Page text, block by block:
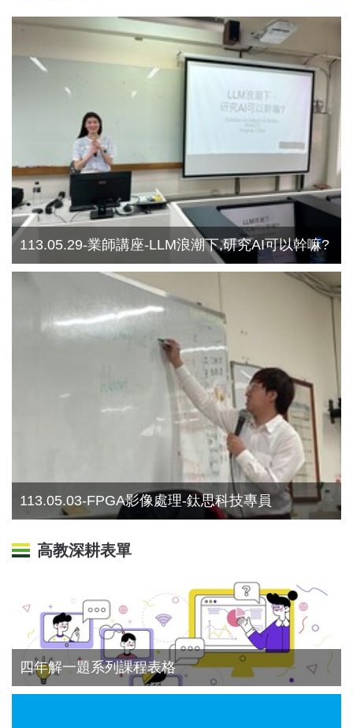
113.05.29-業師講座-LLM浪潮下,研究AI可以幹嘛?
113.05.03-FPGA影像處理-鈦思科技專員
高教深耕表單
四年解一題系列課程表格